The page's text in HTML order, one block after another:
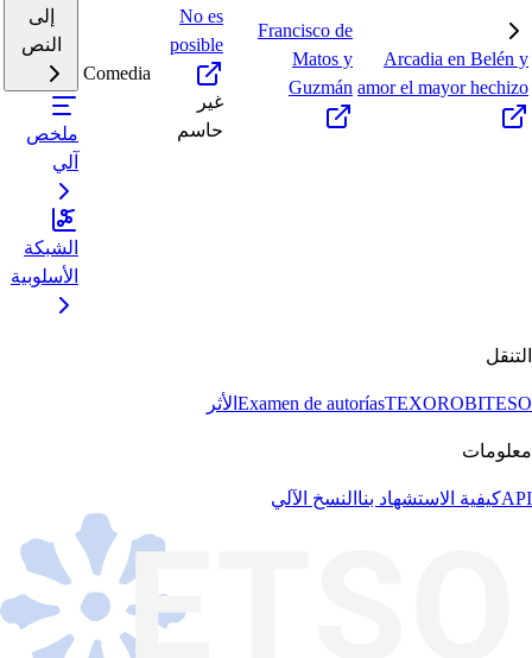
Arcadia en Belén y
amor el mayor hechizo
Francisco de
Matos y
Guzmán
No es
posible
غير
حاسم
Comedia
إلى
النص
ملخص
آلي
الشبكة
الأسلوبية
التنقل
Examen de autoríasTEXOROBITESO الأثر
معلومات
APIكيفية الاستشهاد بنا النسخ الآلي